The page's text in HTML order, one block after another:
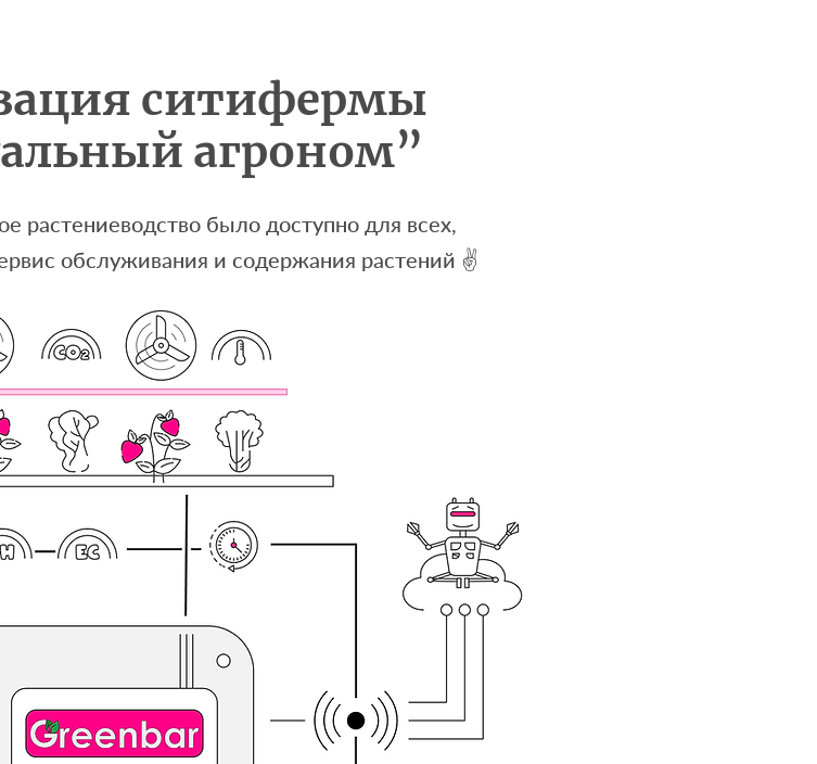
ситифермы
агроном”
растениеводство было доступно для всех,
обслуживания и содержания растений ✌️